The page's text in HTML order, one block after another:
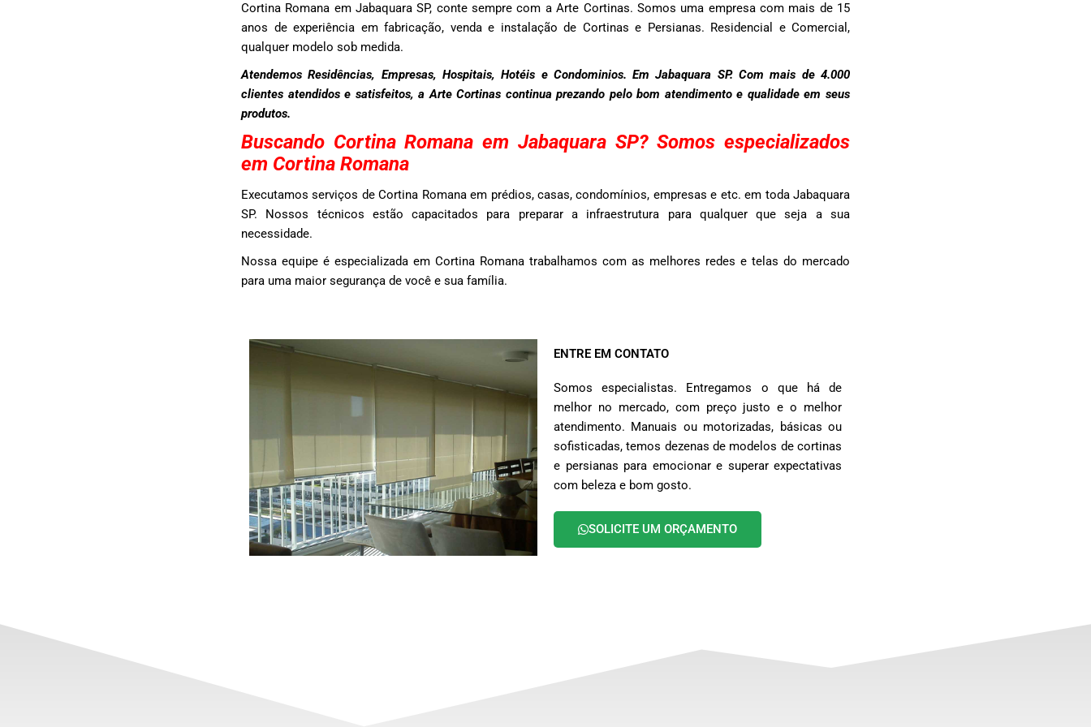
Cortina Romana em Jabaquara SP, conte sempre com a Arte Cortinas. Somos uma empresa com mais de 15
anos de experiência em fabricação, venda e instalação de Cortinas e Persianas. Residencial e Comercial,
qualquer modelo sob medida.
Atendemos Residências, Empresas, Hospitais, Hotéis e Condominios. Em Jabaquara SP. Com mais de 4.000
clientes atendidos e satisfeitos, a Arte Cortinas continua prezando pelo bom atendimento e qualidade em seus
produtos.
Buscando Cortina Romana em Jabaquara SP? Somos especializados
em Cortina Romana
Executamos serviços de Cortina Romana em prédios, casas, condomínios, empresas e etc. em toda Jabaquara
SP. Nossos técnicos estão capacitados para preparar a infraestrutura para qualquer que seja a sua
necessidade.
Nossa equipe é especializada em Cortina Romana trabalhamos com as melhores redes e telas do mercado
para uma maior segurança de você e sua família.
ENTRE EM CONTATO
Somos especialistas. Entregamos o que há de
melhor no mercado, com preço justo e o melhor
atendimento. Manuais ou motorizadas, básicas ou
sofisticadas, temos dezenas de modelos de cortinas
e persianas para emocionar e superar expectativas
com beleza e bom gosto.
SOLICITE UM ORÇAMENTO